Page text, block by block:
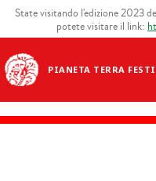
PIANETA TERRA
State visitando l'edizione 2023
potete visitare il link: